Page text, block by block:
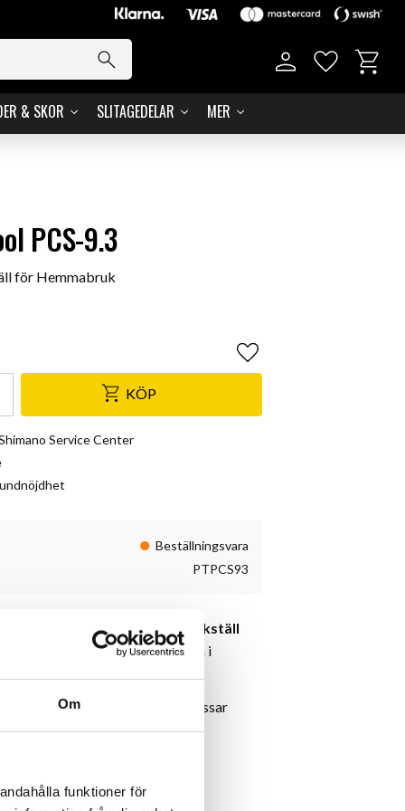
Om
funktioner för
& SKOR SLITAGEDELAR MER
Favoriter
PCS-9.3
för Hemmabruk
KÖP
Lägg till i favoriter
Service Center
Beställningsvara
PTPCS93
och hopfällbarthemmamekställ
vill ha stabilitet och proffskänsla i
och har en klämkapacitet som passar
22–76 mm.
vid service.